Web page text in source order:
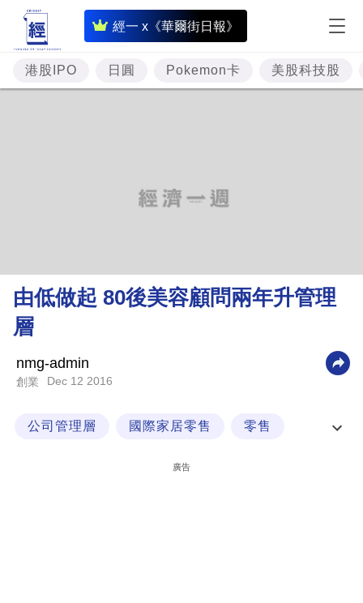
經一 x《華爾街日報》
即
時
財
經
理
財
科
港股IPO 日圓 Pokemon卡 美股科技股
由低做起 80後美容顧問兩年升管理
層
nmg-admin
創業 Dec 12 2016
公司管理層 國際家居零售 零售
廣告